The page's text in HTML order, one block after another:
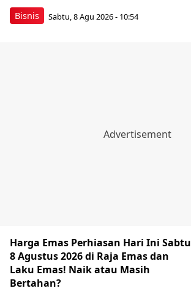
Bisnis Sabtu, 8 Agu 2026 - 10:54
Harga Emas Perhiasan Hari Ini Sabtu
8 Agustus 2026 di Raja Emas dan
Laku Emas! Naik atau Masih
Bertahan?